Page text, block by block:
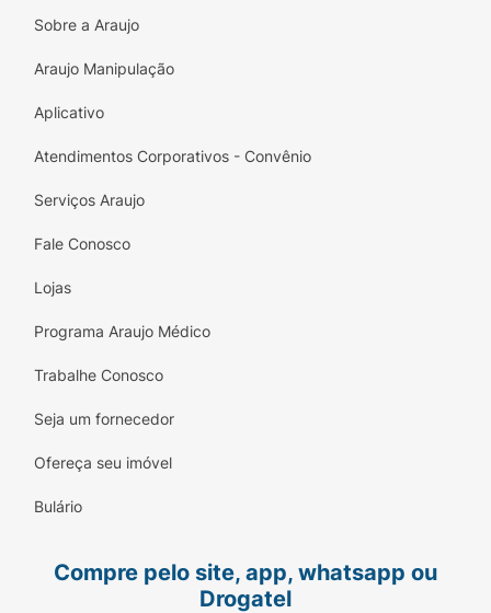
Sobre a Araujo
Araujo Manipulação
Aplicativo
Atendimentos Corporativos - Convênio
Serviços Araujo
Fale Conosco
Lojas
Programa Araujo Médico
Trabalhe Conosco
Seja um fornecedor
Ofereça seu imóvel
Bulário
Compre pelo site, app, whatsapp ou
Drogatel